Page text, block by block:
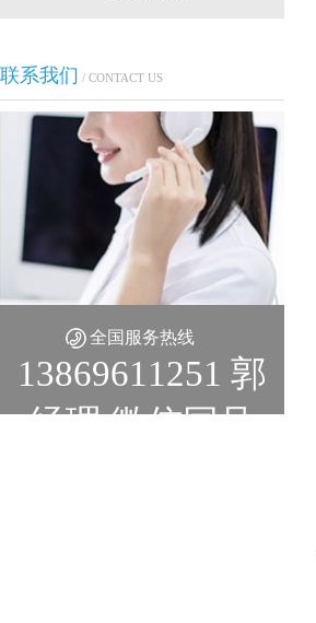
联系我们 / CONTACT US
全国服务热线
13869611251 郭
经理 微信同号